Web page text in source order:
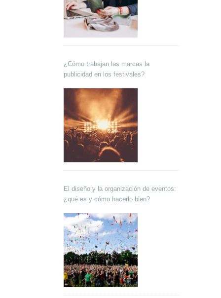
¿Cómo trabajan las marcas la
publicidad en los festivales?
El diseño y la organización de eventos:
¿qué es y cómo hacerlo bien?